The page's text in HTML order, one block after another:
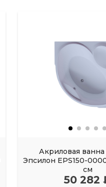
Акриловая
Эпсилон EPS150-
см
50 282